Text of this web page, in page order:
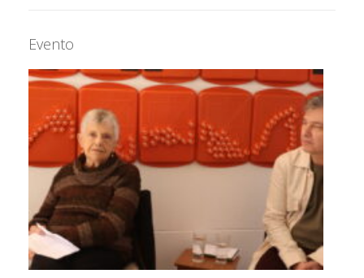
Evento